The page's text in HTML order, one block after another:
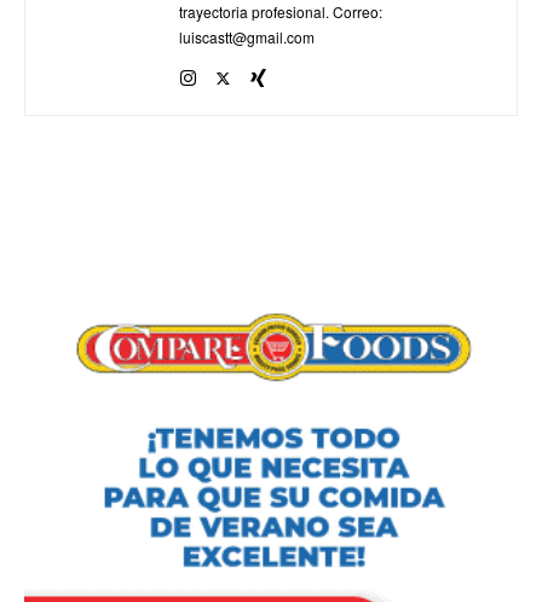
trayectoria profesional. Correo:
luiscastt@gmail.com